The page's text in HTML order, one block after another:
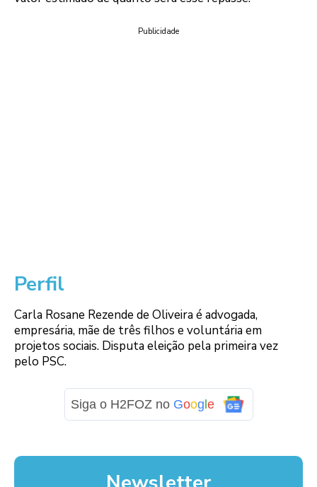
Publicidade
Perfil
Carla Rosane Rezende de Oliveira é advogada,
empresária, mãe de três filhos e voluntária em
projetos sociais. Disputa eleição pela primeira vez
pelo PSC.
Siga o H2FOZ no Google